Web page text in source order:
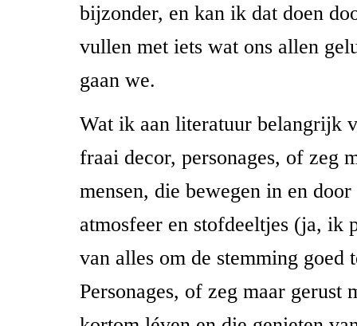
bijzonder, en kan ik dat doen
vullen met iets wat ons allen
gaan we.
Wat ik aan literatuur belangrijk
fraai decor, personages, of zeg
mensen, die bewegen in en door
atmosfeer en stofdeeltjes (ja, ik
van alles om de stemming goed
Personages, of zeg maar gerust